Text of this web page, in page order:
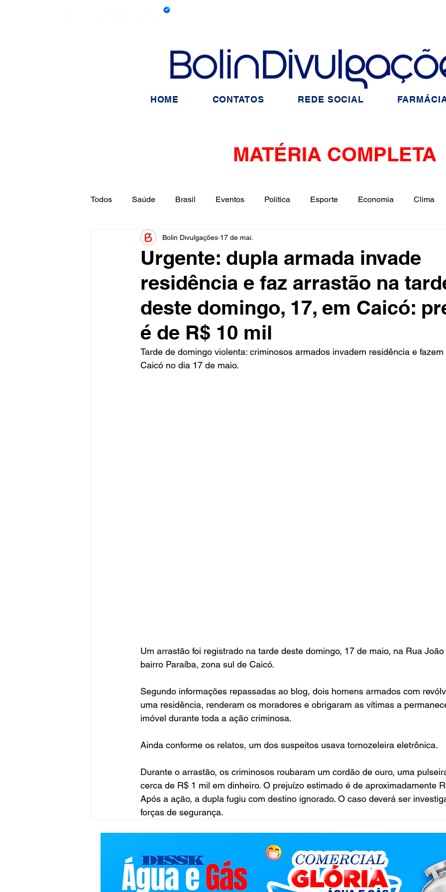
MATÉRIA COMPLETA
Todos Saúde Brasil Eventos Política Esporte Economia Clima
Informe Publicitário Judiciário
Acidente Tecnologia Educação Influencer Luto Artista Seleção
Fofocas Redes Sociais
Urgente: dupla armada invade
residência e faz arrastão na
deste domingo, 17, em Caicó:
é de R$ 10 mil
Bolin Divulgações 17 de mai.
Tarde de domingo violenta: criminosos armados invadem residência e
Caicó no dia 17 de maio.
Um arrastão foi registrado na tarde deste domingo, 17 de maio, na Rua
bairro Paraíba, zona sul de Caicó.
Segundo informações repassadas ao blog, dois homens armados com
uma residência, renderam os moradores e obrigaram as vítimas a
imóvel durante toda a ação criminosa.
Ainda conforme os relatos, um dos suspeitos usava tornozeleira eletrônica.
Durante o arrastão, os criminosos roubaram um cordão de ouro, uma
cerca de R$ 1 mil em dinheiro. O prejuízo estimado é de aproximadamente
Após a ação, a dupla fugiu com destino ignorado. O caso deverá ser
forças de segurança.
HOME CONTATOS REDE SOCIAL